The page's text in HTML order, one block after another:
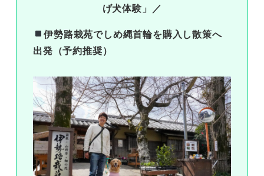
げ犬体験」／
伊勢路栽苑でしめ縄首輪を購入し散策へ
出発（予約推奨）